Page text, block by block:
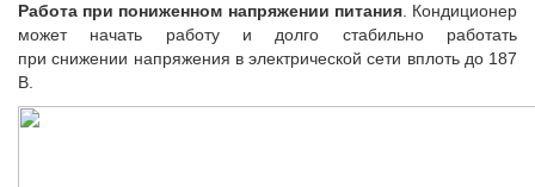
Работа при пониженном напряжении питания. Кондиционер
может начать работу и долго стабильно работать
при снижении напряжения в электрической сети вплоть до 187
В.